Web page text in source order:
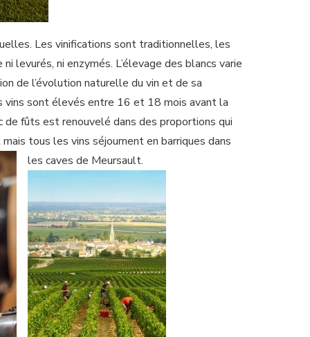
Les vinifications sont traditionnelles, les
levurés, ni enzymés. L’élevage des blancs varie
de l’évolution naturelle du vin et de sa
vins sont élevés entre 16 et 18 mois avant la
de fûts est renouvelé dans des proportions qui
tous les vins séjournent en barriques dans
les caves de Meursault.